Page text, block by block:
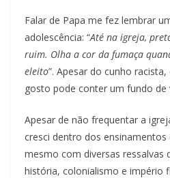
Falar de Papa me fez lembrar
adolescência: “Até na igreja,
ruim. Olha a cor da fumaça
eleito”. Apesar do cunho
gosto pode conter um fundo de
Apesar de não frequentar a
cresci dentro dos
mesmo com diversas ressalvas
história, colonialismo e império